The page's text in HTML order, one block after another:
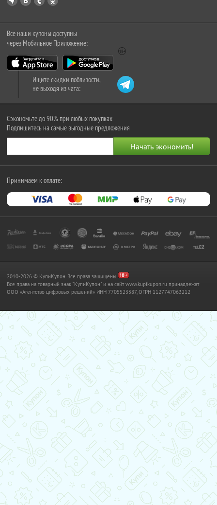
Все наши купоны доступны
через Мобильное Приложение:
Ищите скидки поблизости,
не выходя из чата:
Сэкономьте до 90% при любых покупках
Подпишитесь на самые выгодные предложения
Принимаем к оплате:
2010-2026 © КупиКупон. Все права защищены.
Все права на товарный знак "КупиКупон" и на сайт www.kupikupon.ru принадлежат
OOO «Агентство цифровых решений» ИНН 7705523387, ОГРН 1127747063212